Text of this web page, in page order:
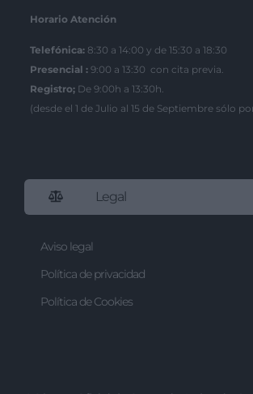
Horario Atención
Telefónica: 8:30 a 14:00 y de 15:30 a 18:30
Presencial : 9:00 a 13:30 con cita previa.
Registro; De 9:00h a 13:30h.
(desde el 1 de Julio al 15 de Septiembre sólo
Legal
Aviso legal
Política de privacidad
Política de Cookies